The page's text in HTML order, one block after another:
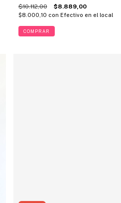
$10.112,00 $8.889,00
$8.000,10 con Efectivo en el local
COMPRAR